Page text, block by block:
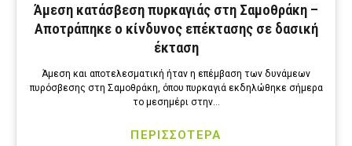
Άμεση κατάσβεση πυρκαγιάς στη Σαμοθράκη –
Αποτράπηκε ο κίνδυνος επέκτασης σε δασική
έκταση
Άμεση και αποτελεσματική ήταν η επέμβαση των δυνάμεων
πυρόσβεσης στη Σαμοθράκη, όπου πυρκαγιά εκδηλώθηκε σήμερα
το μεσημέρι στην…
ΠΕΡΙΣΣΟΤΕΡΑ